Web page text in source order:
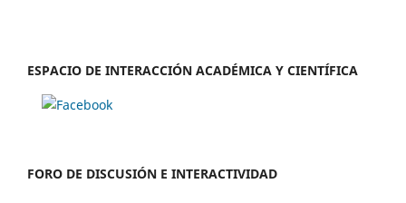
ESPACIO DE INTERACCIÓN ACADÉMICA Y CIENTÍFICA
FORO DE DISCUSIÓN E INTERACTIVIDAD